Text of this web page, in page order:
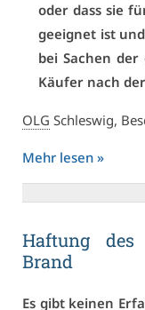
oder dass sie
ge­eig­net ist
bei Sa­chen
Käu­fer nach
OLG Schles­wig,
Mehr le­sen »
Haf­tung
Brand
Es gibt kei­nen